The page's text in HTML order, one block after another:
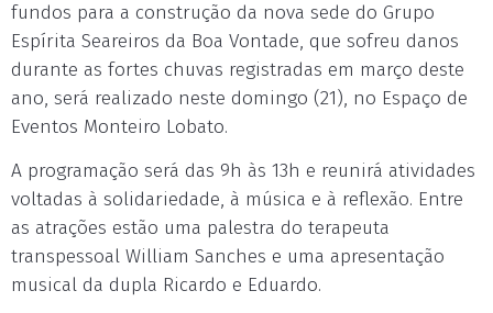
fundos para a construção da nova sede do Grupo
Espírita Seareiros da Boa Vontade, que sofreu danos
durante as fortes chuvas registradas em março deste
ano, será realizado neste domingo (21), no Espaço de
Eventos Monteiro Lobato.
A programação será das 9h às 13h e reunirá atividades
voltadas à solidariedade, à música e à reflexão. Entre
as atrações estão uma palestra do terapeuta
transpessoal William Sanches e uma apresentação
musical da dupla Ricardo e Eduardo.